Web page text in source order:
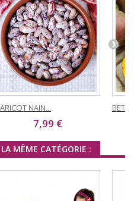
NAIN...
7,99 €
MÊME CATÉGORIE :